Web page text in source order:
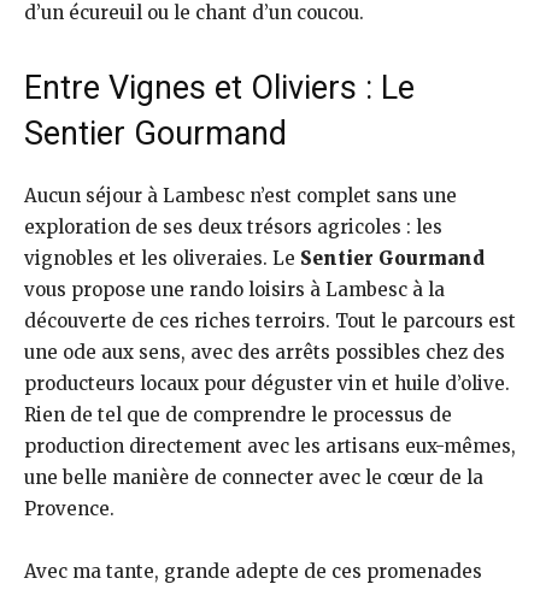
d’un écureuil ou le chant d’un coucou.
Entre Vignes et Oliviers : Le
Sentier Gourmand
Aucun séjour à Lambesc n’est complet sans une
exploration de ses deux trésors agricoles : les
vignobles et les oliveraies. Le Sentier Gourmand
vous propose une rando loisirs à Lambesc à la
découverte de ces riches terroirs. Tout le parcours est
une ode aux sens, avec des arrêts possibles chez des
producteurs locaux pour déguster vin et huile d’olive.
Rien de tel que de comprendre le processus de
production directement avec les artisans eux-mêmes,
une belle manière de connecter avec le cœur de la
Provence.
Avec ma tante, grande adepte de ces promenades